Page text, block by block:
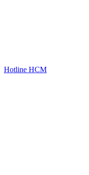
Hotline HCM